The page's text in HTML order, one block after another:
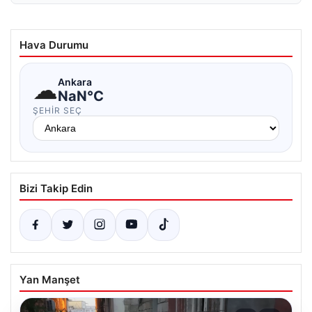
Hava Durumu
☁Ankara
NaN°C
ŞEHIR SEÇ
Bizi Takip Edin
Yan Manşet